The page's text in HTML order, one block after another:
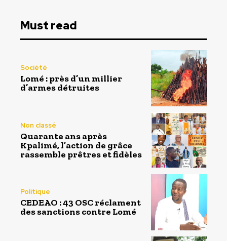
Must read
Société
Lomé : près d’un millier
d’armes détruites
Non classé
Quarante ans après
Kpalimé, l’action de grâce
rassemble prêtres et fidèles
Politique
CEDEAO : 43 OSC réclament
des sanctions contre Lomé